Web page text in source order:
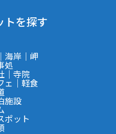
トを探す
海岸｜岬
処
｜寺院
ェ｜軽食
施設
ポット